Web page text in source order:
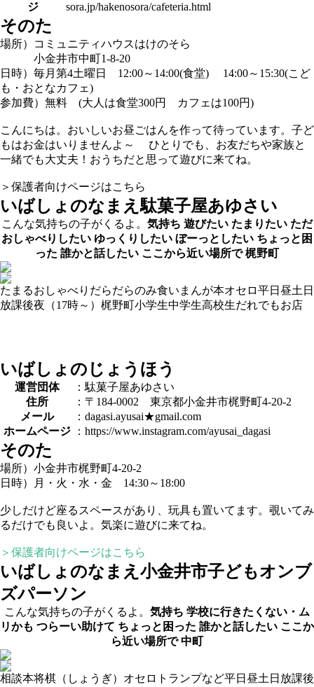
ジ
sora.jp/hakenosora/cafeteria.html
そのた
場所）コミュニティハウスはけのそら
小金井市中町1-8-20
日時）毎月第4土曜日 12:00～14:00(食堂) 14:00～15:30(こど
も・おとなカフェ)
参加費）無料 (大人は食堂300円 カフェは100円)
こんにちは。おいしいお昼ごはんを作って待っています。子ど
もはお金はいりませんよ～ ひとりでも、お友だちや家族と
一緒でも大丈夫！おうちだと思って遊びに来てね。
＞保護者向けページはこちら
いばしょのなまえ駄菓子屋あゆさい
こんな気持ちの子がくるよ。 気持ち 遊びたい たまりたい ただ
おしゃべりしたい ゆっくりしたい ぼーっとしたい ちょっと困
った 誰かと話したい ここから近い場所で 梶野町
たまるおしゃべり だらだらのみ食い まんが本オセロ平日昼土日
放課後夜（17時～） 梶野町小学生中学生高校生だれでもお店
いばしょのじょうほう
運営団体
：駄菓子屋あゆさい
住所
：〒184-0002 東京都小金井市梶野町4-20-2
メール
：dagasi.ayusai★gmail.com
ホームページ
：https://www.instagram.com/ayusai_dagasi
そのた
場所）小金井市梶野町4-20-2
日時）月・火・水・金 14:30～18:00
少しだけど座るスペースがあり、玩具も置いてます。覗いてみ
るだけでも良いよ。気楽に遊びに来てね。
＞保護者向けページはこちら
いばしょのなまえ 小金井市子どもオンブ
ズパーソン
こんな気持ちの子がくるよ。 気持ち 学校に行きたくない・ム
リかも つらーい助けて ちょっと困った 誰かと話したい ここか
ら近い場所で 中町
相談本将棋（しょうぎ） オセロ トランプなど平日昼土日 放課後